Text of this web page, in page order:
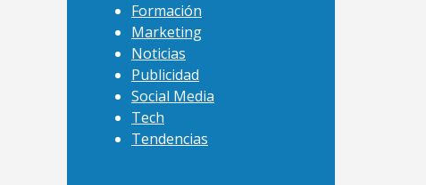
Formación
Marketing
Noticias
Publicidad
Social Media
Tech
Tendencias